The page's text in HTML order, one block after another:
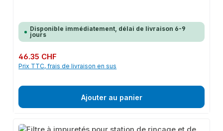
Disponible immédiatement, délai de livraison 6-9
jours
Prix régulier :
46.35 CHF
Prix TTC, frais de livraison en sus
Ajouter au panier